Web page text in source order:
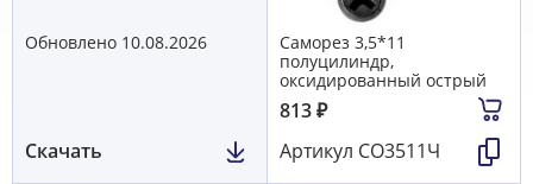
Обновлено 10.08.2026
Скачать
Саморез 3,5*11
полуцилиндр,
оксидированный острый
813₽
Артикул СО3511Ч